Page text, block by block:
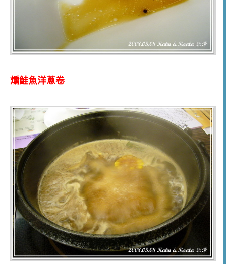
燻鮭魚洋蔥卷